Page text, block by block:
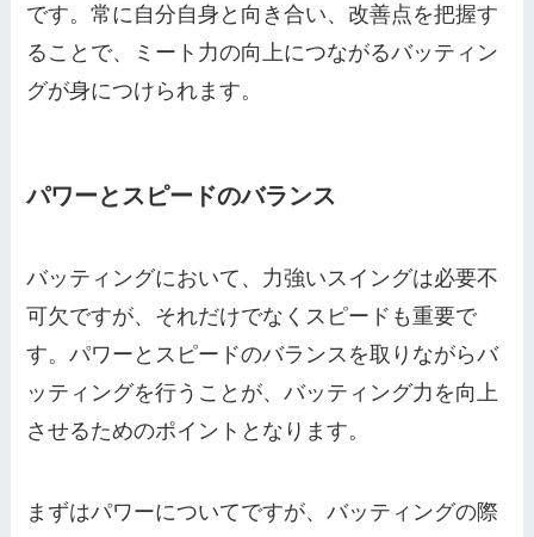
です。常に自分自身と向き合い、改善点を把握す
ることで、ミート力の向上につながるバッティン
グが身につけられます。
パワーとスピードのバランス
バッティングにおいて、力強いスイングは必要不
可欠ですが、それだけでなくスピードも重要で
す。パワーとスピードのバランスを取りながらバ
ッティングを行うことが、バッティング力を向上
させるためのポイントとなります。
まずはパワーについてですが、バッティングの際